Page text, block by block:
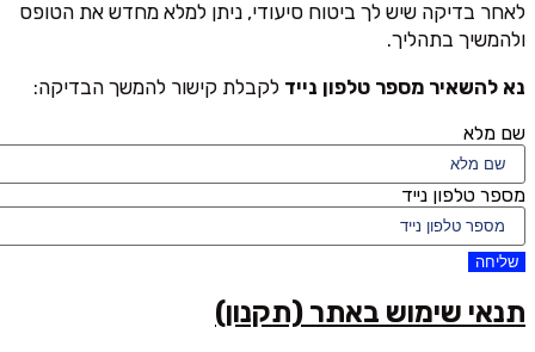
לאחר בדיקה שיש לך ביטוח סיעודי, ניתן למלא מחדש את הטופס
ולהמשיך בתהליך.
נא להשאיר מספר טלפון נייד לקבלת קישור להמשך הבדיקה:
שם מלא
מספר טלפון נייד
שליחה
תנאי שימוש באתר (תקנון)